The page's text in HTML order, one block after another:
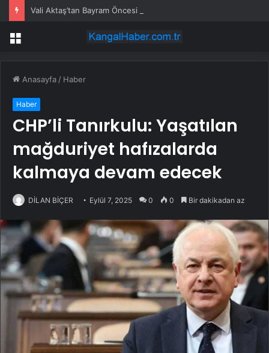
Vali Aktaş’tan Bayram Öncesi Denetim Ziyareti
Menü
Anasayfa / Haber
Haber
CHP’li Tanırkulu: Yaşatılan
mağduriyet hafızalarda
kalmaya devam edecek
DİLAN BİÇER Eylül 7, 2025 0 0 Bir dakikadan az